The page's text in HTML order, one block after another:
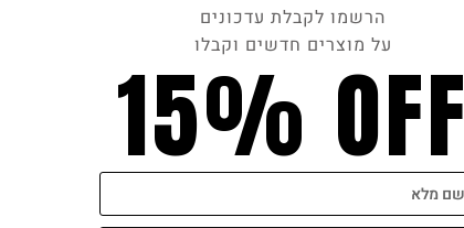
הרשמו לקבלת עדכונים
על מוצרים חדשים וקבלו
15% OFF